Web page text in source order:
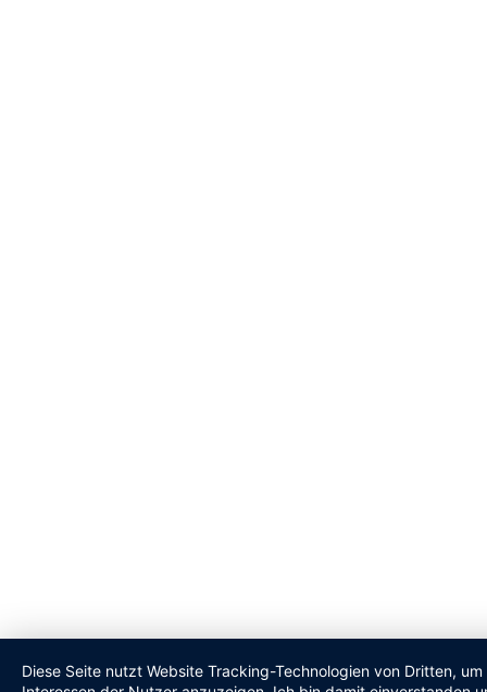
Diese Seite nutzt Website Tracking-Technologien von Dritten,